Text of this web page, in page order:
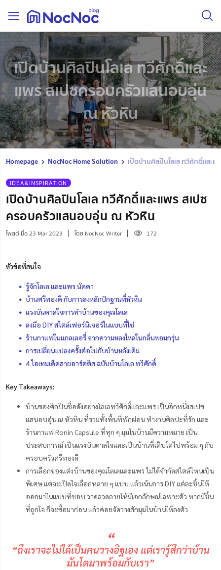
เปิดบ้านศิลปินโลเล ทวีศักดิ์และ
แพร สเปซครอบครัวแสนอบอุ่น
ณ หัวหิน
Homepage NocNoc Home Solution เปิดบ้านศิลปินโลเล ทวีศักดิ์และ
IDEA&INSPIRATION
เปิดบ้านศิลปินโลเล ทวีศักดิ์และแพร สเปซ
ครอบครัวแสนอบอุ่น ณ หัวหิน
โพสต์เมื่อ 23 Mar 2023 โดย NocNoc Writer 172
หัวข้อที่สนใจ
รู้จักโลเล และแพร นัดดา
บ้านศรีทองดี กับการลงหลักปักฐานที่หัวหิน
แรงบันดาลใจการทำบ้านของคุณโลเล
ลงมือ DIY สไตล์เฟอร์นิเจอร์ในแบบที่ใช่
ร้านกาแฟในแกลเลอรี่ จากความหลงใหลในกลิ่นหอมกรุ่น
การเปลี่ยนแปลงครั้งต่อไปกับบ้านหลังเดิม
4 ไอเทมเด็ดสายอาร์ตติส ฉบับบ้านโลเล ทวีศักดิ์
Key Takeaways:
บ้านของศิลปินชื่อดังอย่างโลเลทวีศักดิ์และแพร เป็นอีกหนึ่งสเปซ
แสนอบอุ่น ณ หัวหิน ที่รวมทั้งพื้นที่พักผ่อน ทำงานศิลปะที่รัก และ
ร้านกาแฟ Ronin Capsule ที่ทุก ๆ มุมในบ้านมีความหมาย เป็น
ประสบการณ์ เป็นแรงบันดาลใจและเป็นบ้านที่เติบโตไปพร้อม ๆ กับ
ครอบครัวศรีทองดี
การเลือกของแต่งบ้านของคุณโลเลและแพร ไม่ได้จำกัดสไตล์ไหนเป็น
พิเศษ แต่จะเปิดใจเลือกหลาย ๆ แบบ แล้วเน้นการ DIY แต่ละชิ้นให้
ออกมาในแบบที่ชอบ วาดลวดลายให้มีเอกลักษณ์เฉพาะตัว หากมีชิ้น
ที่ถูกใจ ก็จะซื้อมาก่อน แล้วค่อยจัดวางสักมุมในบ้านให้ลงตัว
“
“ถึงเราจะไม่ได้เป็นคนวางอิฐเอง แต่เรารู้สึกว่าบ้าน
มันโตมาพร้อมกับเรา”